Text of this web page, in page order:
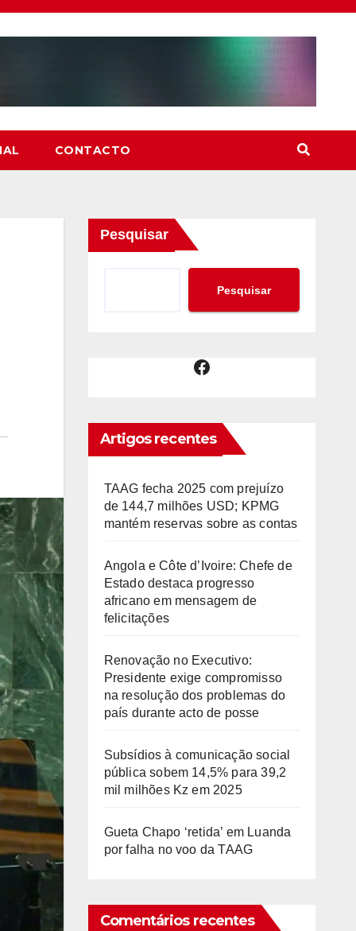
CONTACTO
Pesquisar
Pesquisar
Facebook
Artigos recentes
TAAG fecha 2025 com prejuízo
de 144,7 milhões USD; KPMG
mantém reservas sobre as contas
Angola e Côte d’Ivoire: Chefe de
Estado destaca progresso
africano em mensagem de
felicitações
Renovação no Executivo:
Presidente exige compromisso
na resolução dos problemas do
país durante acto de posse
Subsídios à comunicação social
pública sobem 14,5% para 39,2
mil milhões Kz em 2025
Gueta Chapo ‘retida’ em Luanda
por falha no voo da TAAG
Comentários recentes